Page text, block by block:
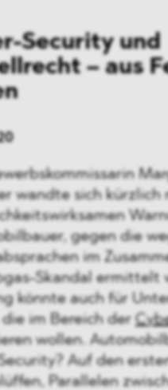
Security und
– aus
wandte sich kürzlich
gegen die
im
Skandal ermittelt
könnte auch für
im Bereich der
wollen.
Auf den
Parallelen